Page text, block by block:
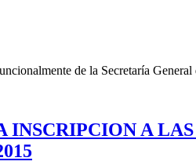
de la Secretaría
INSCRIPCION A